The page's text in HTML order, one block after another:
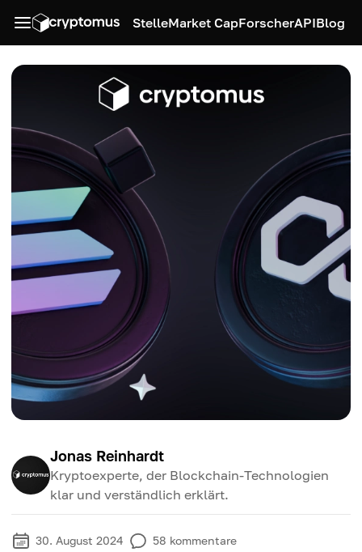
StelleMarket CapForscherAPIBlog
Jonas Reinhardt
Kryptoexperte, der Blockchain-Technologien
klar und verständlich erklärt.
30. August 2024 58 kommentare